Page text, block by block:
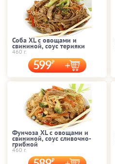
Соба XL с овощами и
свининой, соус терияки
460 г.
599
Фунчоза XL с овощами и
свининой, соус сливочно-
грибной
460 г.